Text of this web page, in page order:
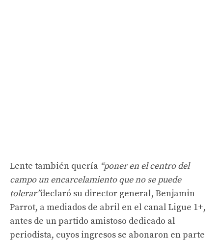
Lente también quería “poner en el centro del
campo un encarcelamiento que no se puede
tolerar”declaró su director general, Benjamin
Parrot, a mediados de abril en el canal Ligue 1+,
antes de un partido amistoso dedicado al
periodista, cuyos ingresos se abonaron en parte